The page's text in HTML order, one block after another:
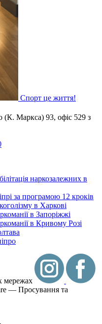
Спорт це життя!
(К. Маркса) 93, офіс 529 з
наркозалежних в
за програмою 12 кроків
в Харкові
в Запоріжжі
в Кривому Розі
мережах
— Просування та